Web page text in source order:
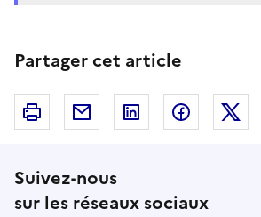
Partager cet article
Imprimer Courriel Linkedin Facebook
Suivez-nous
sur les réseaux sociaux